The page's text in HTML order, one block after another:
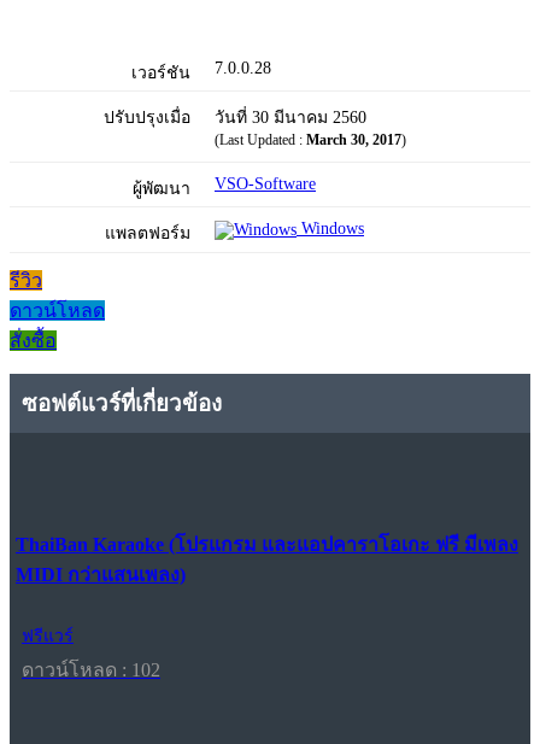
เวอร์ชัน 7.0.0.28
ปรับปรุงเมื่อ วันที่ 30 มีนาคม 2560
(Last Updated : March 30, 2017)
ผู้พัฒนา VSO-Software
แพลตฟอร์ม Windows
รีวิว
ดาวน์โหลด
สั่งซื้อ
ซอฟต์แวร์ที่เกี่ยวข้อง
ThaiBan Karaoke (โปรแกรม และแอปคาราโอเกะ ฟรี มีเพลง
MIDI กว่าแสนเพลง)
ฟรีแวร์
ดาวน์โหลด : 102